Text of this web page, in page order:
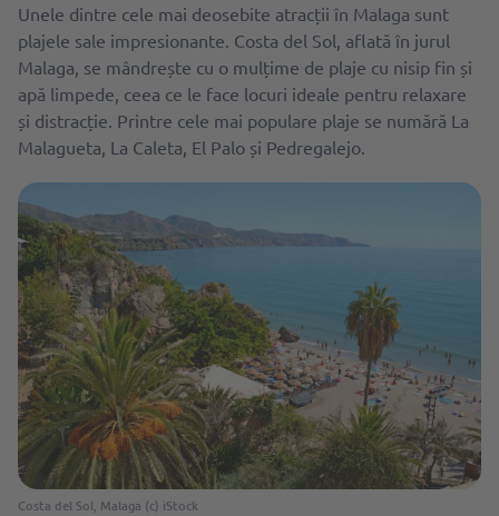
Unele dintre cele mai deosebite atracții în Malaga sunt
plajele sale impresionante. Costa del Sol, aflată în jurul
Malaga, se mândrește cu o mulțime de plaje cu nisip fin și
apă limpede, ceea ce le face locuri ideale pentru relaxare
și distracție. Printre cele mai populare plaje se numără La
Malagueta, La Caleta, El Palo și Pedregalejo.
Costa del Sol, Malaga (c) iStock